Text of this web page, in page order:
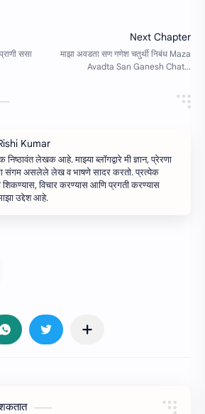
निष्ठावंत लेखक आहे. माझ्या ब्लॉगद्वारे मी ज्ञान, प्रेरणा
संगम असलेले लेख व भाषणे सादर करतो. प्रत्येक
शिकण्यास, विचार करण्यास आणि प्रगती करण्यास
उद्देश आहे.